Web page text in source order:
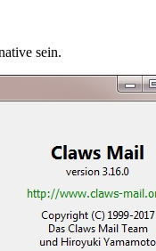
sein.